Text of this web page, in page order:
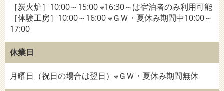
［炭火炉］10:00～15:00 ※16:30～は宿泊者のみ利用可能
［体験工房］10:00～16:00 ※ＧＷ・夏休み期間中10:00～
17:00
休業日
月曜日（祝日の場合は翌日）※ＧＷ・夏休み期間無休